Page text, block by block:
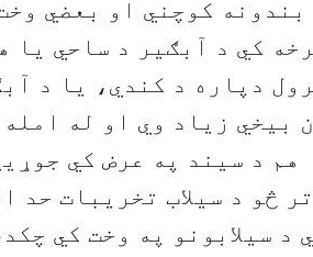
بندونه کوچني او بعضي
کي د آبګیر د ساحي یا
دپاره د کندي، یا د
بیخي زیاد وي او له
هم د سیند په عرض کي
څو د سیلاب تخریبات حد
د سیلابونو په وخت کي